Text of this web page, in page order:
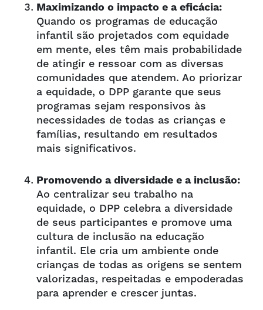
Maximizando o impacto e a eficácia:
Quando os programas de educação
infantil são projetados com equidade
em mente, eles têm mais probabilidade
de atingir e ressoar com as diversas
comunidades que atendem. Ao priorizar
a equidade, o DPP garante que seus
programas sejam responsivos às
necessidades de todas as crianças e
famílias, resultando em resultados
mais significativos.
Promovendo a diversidade e a inclusão:
Ao centralizar seu trabalho na
equidade, o DPP celebra a diversidade
de seus participantes e promove uma
cultura de inclusão na educação
infantil. Ele cria um ambiente onde
crianças de todas as origens se sentem
valorizadas, respeitadas e empoderadas
para aprender e crescer juntas.